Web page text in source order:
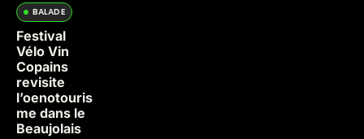
BALADE
Festival
Vélo Vin
Copains
revisite
l’oenotouris
me dans le
Beaujolais